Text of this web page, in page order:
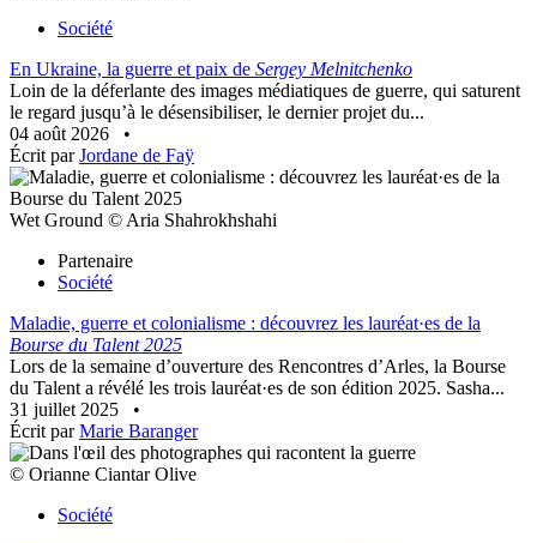
Société
En Ukraine, la guerre et paix de Sergey Melnitchenko
Loin de la déferlante des images médiatiques de guerre, qui saturent
le regard jusqu’à le désensibiliser, le dernier projet du...
04 août 2026
•
Écrit parJordane de Faÿ
Wet Ground © Aria Shahrokhshahi
Partenaire
Société
Maladie, guerre et colonialisme : découvrez les lauréat·es de la
Bourse du Talent 2025
Lors de la semaine d’ouverture des Rencontres d’Arles, la Bourse
du Talent a révélé les trois lauréat·es de son édition 2025. Sasha...
31 juillet 2025
•
Écrit parMarie Baranger
© Orianne Ciantar Olive
Société